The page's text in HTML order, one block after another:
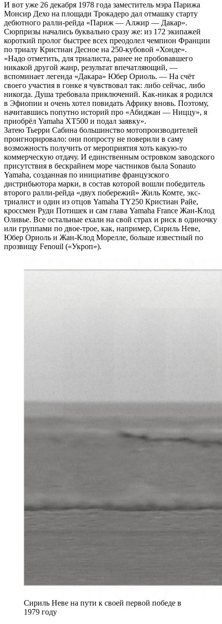
И вот уже 26 декабря 1978 года заместитель мэра Парижа
Монсир Дехо на площади Трокадеро дал отмашку старту
дебютного ралли-рейда «Париж — Алжир — Дакар».
Сюрпризы начались буквально сразу же: из 172 экипажей
короткий пролог быстрее всех преодолел чемпион Франции
по триалу Кристиан Десное на 250-кубовой «Хонде».
«Надо отметить, для триалиста, ранее не пробовавшего
никакой другой жанр, результат впечатляющий, —
вспоминает легенда «Дакара» Юбер Ориоль. — На счёт
своего участия в гонке я чувствовал так: либо сейчас, либо
никогда. Душа требовала приключений. Как-никак я родился
в Эфиопии и очень хотел повидать Африку вновь. Поэтому,
начитавшись попутно историй про «Абиджан — Ниццу», я
приобрёл Yamaha XT500 и подал заявку».
Затею Тьерри Сабина большинство мотопроизводителей
проигнорировало: они попросту не поверили в саму
возможность получить от мероприятия хоть какую-то
коммерческую отдачу. И единственным островком заводского
присутствия в бескрайнем море частников была Sonauto
Yamaha, созданная по инициативе французского
дистрибьютора марки, в состав которой вошли победитель
второго ралли-рейда «двух побережий» Жиль Комте, экс-
триалист и один из отцов Yamaha TY250 Кристиан Райе,
кроссмен Руди Потишек и сам глава Yamaha France Жан-Клод
Оливье. Все остальные ехали на свой страх и риск в одиночку
или группами по двое-трое, как, например, Сириль Неве,
Юбер Ориоль и Жан-Клод Морелле, больше известный по
прозвищу Fenouil («Укроп»).
Сириль Неве на пути к своей первой победе в
1979 году